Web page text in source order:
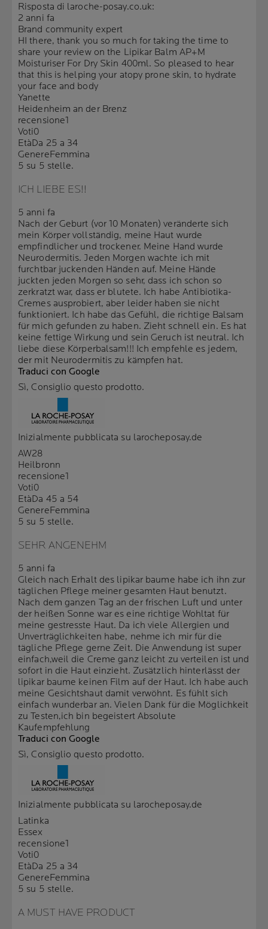
Risposta di laroche-posay.co.uk:
2 anni fa
Brand community expert
HI there, thank you so much for taking the time to
share your review on the Lipikar Balm AP+M
Moisturiser For Dry Skin 400ml. So pleased to hear
that this is helping your atopy prone skin, to hydrate
your face and body
Yanette
Heidenheim an der Brenz
recensione1
Voti0
EtàDa 25 a 34
GenereFemmina
5 su 5 stelle.
ICH LIEBE ES!!
5 anni fa
Nach der Geburt (vor 10 Monaten) veränderte sich
mein Körper vollständig, meine Haut wurde
empfindlicher und trockener. Meine Hand wurde
Neurodermitis. Jeden Morgen wachte ich mit
furchtbar juckenden Händen auf. Meine Hände
juckten jeden Morgen so sehr, dass ich schon so
zerkratzt war, dass er blutete. Ich habe Antibiotika-
Cremes ausprobiert, aber leider haben sie nicht
funktioniert. Ich habe das Gefühl, die richtige Balsam
für mich gefunden zu haben. Zieht schnell ein. Es hat
keine fettige Wirkung und sein Geruch ist neutral. Ich
liebe diese Körperbalsam!!! Ich empfehle es jedem,
der mit Neurodermitis zu kämpfen hat.
Traduci con Google
Sì, Consiglio questo prodotto.
Inizialmente pubblicata su larocheposay.de
AW28
Heilbronn
recensione1
Voti0
EtàDa 45 a 54
GenereFemmina
5 su 5 stelle.
SEHR ANGENEHM
5 anni fa
Gleich nach Erhalt des lipikar baume habe ich ihn zur
täglichen Pflege meiner gesamten Haut benutzt.
Nach dem ganzen Tag an der frischen Luft und unter
der heißen Sonne war es eine richtige Wohltat für
meine gestresste Haut. Da ich viele Allergien und
Unverträglichkeiten habe, nehme ich mir für die
tägliche Pflege gerne Zeit. Die Anwendung ist super
einfach,weil die Creme ganz leicht zu verteilen ist und
sofort in die Haut einzieht. Zusätzlich hinterlässt der
lipikar baume keinen Film auf der Haut. Ich habe auch
meine Gesichtshaut damit verwöhnt. Es fühlt sich
einfach wunderbar an. Vielen Dank für die Möglichkeit
zu Testen,ich bin begeistert Absolute
Kaufempfehlung
Traduci con Google
Sì, Consiglio questo prodotto.
Inizialmente pubblicata su larocheposay.de
Latinka
Essex
recensione1
Voti0
EtàDa 25 a 34
GenereFemmina
5 su 5 stelle.
A MUST HAVE PRODUCT